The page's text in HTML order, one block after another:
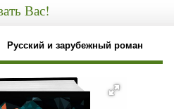
Вас!
Русский и зарубежный роман